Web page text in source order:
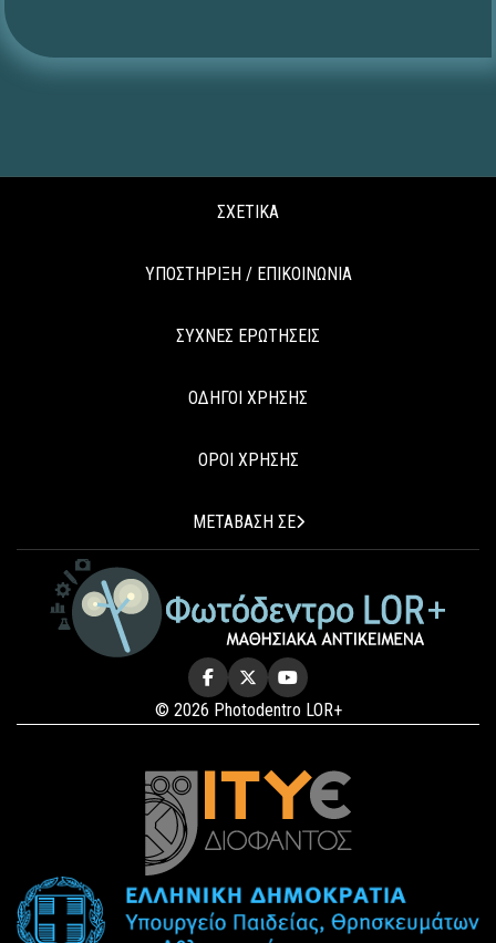
ΣΧΕΤΙΚΑ
ΥΠΟΣΤΗΡΙΞΗ / ΕΠΙΚΟΙΝΩΝΙΑ
ΣΥΧΝΕΣ ΕΡΩΤΗΣΕΙΣ
ΟΔΗΓΟΙ ΧΡΗΣΗΣ
ΟΡΟΙ ΧΡΗΣΗΣ
ΜΕΤΑΒΑΣΗ ΣΕ
© 2026 Photodentro LOR+